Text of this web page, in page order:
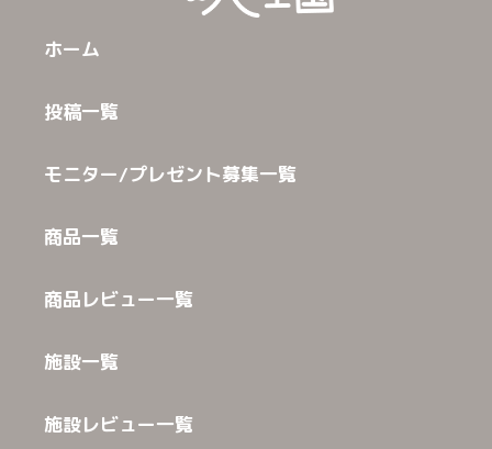
ホーム
投稿一覧
モニター/プレゼント募集一覧
商品一覧
商品レビュー一覧
施設一覧
施設レビュー一覧